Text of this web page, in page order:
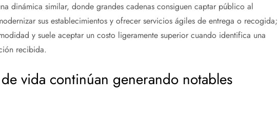
dinámica similar, donde grandes cadenas consiguen captar público al
sus establecimientos y ofrecer servicios ágiles de entrega o recogida;
y suele aceptar un costo ligeramente superior cuando identifica una
recibida.
vida continúan generando notables